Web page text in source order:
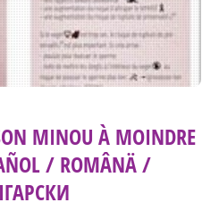
MINOU À MOINDRE
/ ROMÂNÄ /